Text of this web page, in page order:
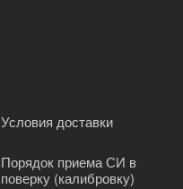
Условия доставки
Порядок приема СИ в
поверку (калибровку)